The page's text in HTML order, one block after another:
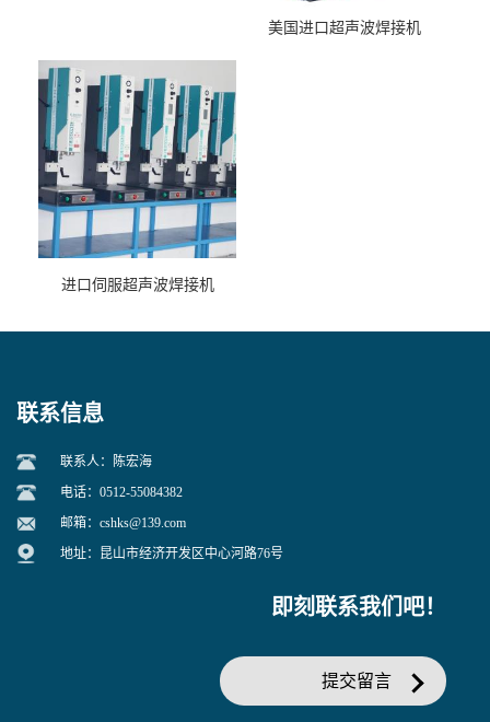
美国进口超声波焊接机
进口伺服超声波焊接机
联系信息
联系人：陈宏海
电话：0512-55084382
邮箱： cshks@139.com
地址：昆山市经济开发区中心河路76号
即刻联系我们吧！
提交留言